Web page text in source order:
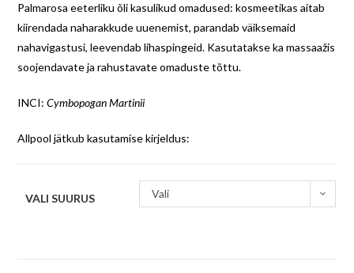
Palmarosa eeterliku õli kasulikud omadused: kosmeetikas aitab
kiirendada naharakkude uuenemist, parandab väiksemaid
nahavigastusi, leevendab lihaspingeid. Kasutatakse ka massaažis
soojendavate ja rahustavate omaduste tõttu.
INCI:Cymbopogan Martinii
Allpool jätkub kasutamise kirjeldus:
VALI SUURUS Vali